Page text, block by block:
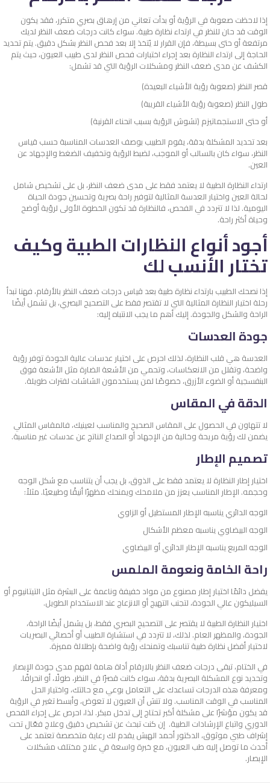
إذا لاحظت صعوبة في الرؤية أو بدأت تعاني من إرهاق بصري متكرر، فقد يكون
الوقت قد حان للنظر في ارتداء نظارة طبية. سواء كانت درجات ضعف النظر لديك
مرتفعة أو حتى بسيطة، فإن القرار لا يُتخذ إلا بعد فحص النظر بشكل دقيق.يتم تحديد
الحاجة إلى ارتداء النظارة بعد إجراء اختبارات فحص النظر لدى طبيب العيون، حيث يتم
الكشف عن مدى ضعف النظر ومشكلات الرؤية التي قد تشمل:
قصر النظر (صعوبة رؤية الأشياء البعيدة)
طول النظر (صعوبة رؤية الأشياء القريبة)
أو حتى الاستجماتيزم (تشوش الرؤية بسبب انحناء القرنية)
بعد تحديد المشكلة بدقة، يقوم الطبيب بوصف العدسات المناسبة حسب قياس
النظر، سواء كان بالسالب أو الموجب، لضبط الرؤية وتخفيف الضغط والإجهاد عن
العين.
ارتداء النظارة الطبية لا يعتمد فقط على مدى ضعف النظر، بل على تشخيص شامل
لحالة العين واختيار العدسة المثالية لتوفير راحة بصرية وتحسين جودة الحياة
اليومية. لذا لا تتردد في الفحص، فالنظارة قد تكون الخطوة الأولى لرؤية أوضح
وحياة أكثر راحة.
أجود أنواع النظارات الطبية وكيف
تختار الأنسب لك
إذا نصحك الطبيب بارتداء نظارة طبية بعد قياس درجات ضعف النظر بالأرقام، فهنا تبدأ
رحلة اختيار النظارة المثالية التي لا تقتصر فقط على التصحيح البصري، بل تشمل أيضًا
الراحة والشكل والجودة. إليك أهم ما يجب الانتباه إليه:
جودة العدسات
العدسة هي قلب النظارة، لذلك احرص على اختيار عدسات عالية الجودة توفر رؤية
واضحة، وتقلل من الانعكاسات، وتحمي من الأشعة الضارة مثل الأشعة فوق
البنفسجية أو الضوء الأزرق، خصوصًا لمن يستخدمون الشاشات لفترات طويلة.
الدقة في المقاس
لا تتهاون في الحصول على المقاس الصحيح والمناسب لعينيك، فالمقاس المثالي
يضمن لك رؤية مريحة وخالية من الإجهاد أو الصداع الناتج عن عدسات غير مناسبة.
تصميم الإطار
اختيار إطار النظارة لا يعتمد فقط على الذوق، بل يجب أن يتناسب مع شكل الوجه
وحجمه. الإطار المناسب يعزز من ملامحك ويمنحك مظهرًا أنيقًا وطبيعيًا. مثلاً:
الوجه الدائري يناسبه الإطار المستطيل أو الزاوي
الوجه البيضاوي يناسبه معظم الأشكال
الوجه المربع يناسبه الإطار الدائري أو البيضاوي
راحة الخامة ونعومة الملمس
يفضل دائمًا اختيار إطار مصنوع من مواد خفيفة وناعمة على البشرة مثل التيتانيوم أو
السيليكون عالي الجودة، لتجنب التهيج أو الانزعاج عند الاستخدام الطويل.
اختيار النظارة الطبية لا يقتصر على التصحيح البصري فقط، بل يشمل أيضًا الراحة،
الجودة، والمظهر العام. لذلك، لا تتردد في استشارة الطبيب أو أخصائي البصريات
لاختيار أفضل نظارة طبية تناسبك وتمنحك رؤية واضحة بإطلالة مميزة.
في الختام، تبقى درجات ضعف النظر بالارقام أداة هامة لفهم مدى جودة الإبصار
وتحديد نوع المشكلة البصرية بدقة، سواء كانت قصرًا في النظر، طولًا، أو انحرافًا.
ومعرفة هذه الدرجات تساعدك على التعامل بوعي مع حالتك، واختيار الحل
المناسب في الوقت المناسب. ولا تنسَ أن العيون لا تعوض، وأبسط تغير في الرؤية
قد يكون مؤشرًا على مشكلة أكبر تحتاج إلى تدخل مبكر. لذا، احرص على إجراء الفحص
الدوري واتباع الإرشادات الطبية. إن كنت تبحث عن تشخيص دقيق وعلاج فعّال تحت
إشراف طبي موثوق، الدكتور أحمد الهبش يقدم لك رعاية متخصصة تعتمد على
أحدث ما توصل إليه طب العيون، مع خبرة واسعة في علاج مختلف مشكلات
الإبصار.